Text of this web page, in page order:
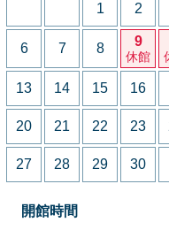
1 2
6 7 8 9
休館
13 14 15 16
20 21 22 23
27 28 29 30
開館時間